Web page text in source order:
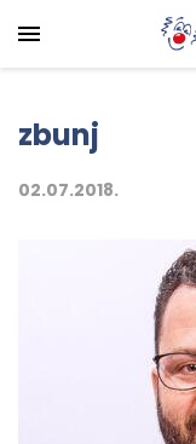
zbunj
02.07.2018.